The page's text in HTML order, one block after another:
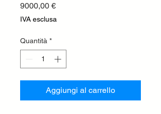
9000,00 €Prezzo
IVA esclusa
Quantità *
Aggiungi al carrello